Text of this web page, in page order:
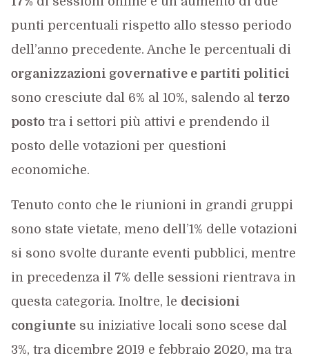
punti percentuali rispetto allo stesso periodo
dell’anno precedente. Anche le percentuali di
organizzazioni governative e partiti politici
sono cresciute dal 6% al 10%, salendo al terzo
postotra i settori più attivi e prendendo il
posto delle votazioni per questioni
economiche.
Tenuto conto che le riunioni in grandi gruppi
sono state vietate, meno dell’1% delle votazioni
si sono svolte durante eventi pubblici, mentre
in precedenza il 7% delle sessioni rientrava in
questa categoria. Inoltre, le decisioni
congiuntesu iniziative locali sono scese dal
3%, tra dicembre 2019 e febbraio 2020, ma tra